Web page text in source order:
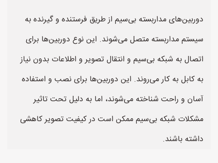
دوربین‌های مداربسته بی‌سیم از طریق فرستنده و گیرنده به
سیستم مداربسته متصل می‌شوند. این نوع دوربین‌ها برای
اتصال به شبکه بی‌سیم و انتقال تصویر و اطلاعات بدون نیاز
به کابل به کار می‌روند. این دوربین‌ها برای نصب و استفاده
آسان و راحت شناخته می‌شوند، اما به دلیل تحت تاثیر
مشکلات شبکه بی‌سیم ممکن است در کیفیت تصویر کاهشی
داشته باشند.